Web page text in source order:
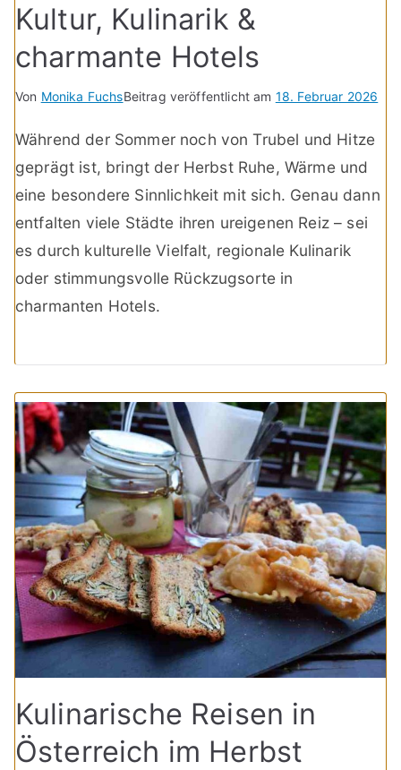
Kultur, Kulinarik &
charmante Hotels
Von Monika FuchsBeitrag veröffentlicht am 18. Februar 2026
Während der Sommer noch von Trubel und Hitze
geprägt ist, bringt der Herbst Ruhe, Wärme und
eine besondere Sinnlichkeit mit sich. Genau dann
entfalten viele Städte ihren ureigenen Reiz – sei
es durch kulturelle Vielfalt, regionale Kulinarik
oder stimmungsvolle Rückzugsorte in
charmanten Hotels.
Kulinarische Reisen in
Österreich im Herbst